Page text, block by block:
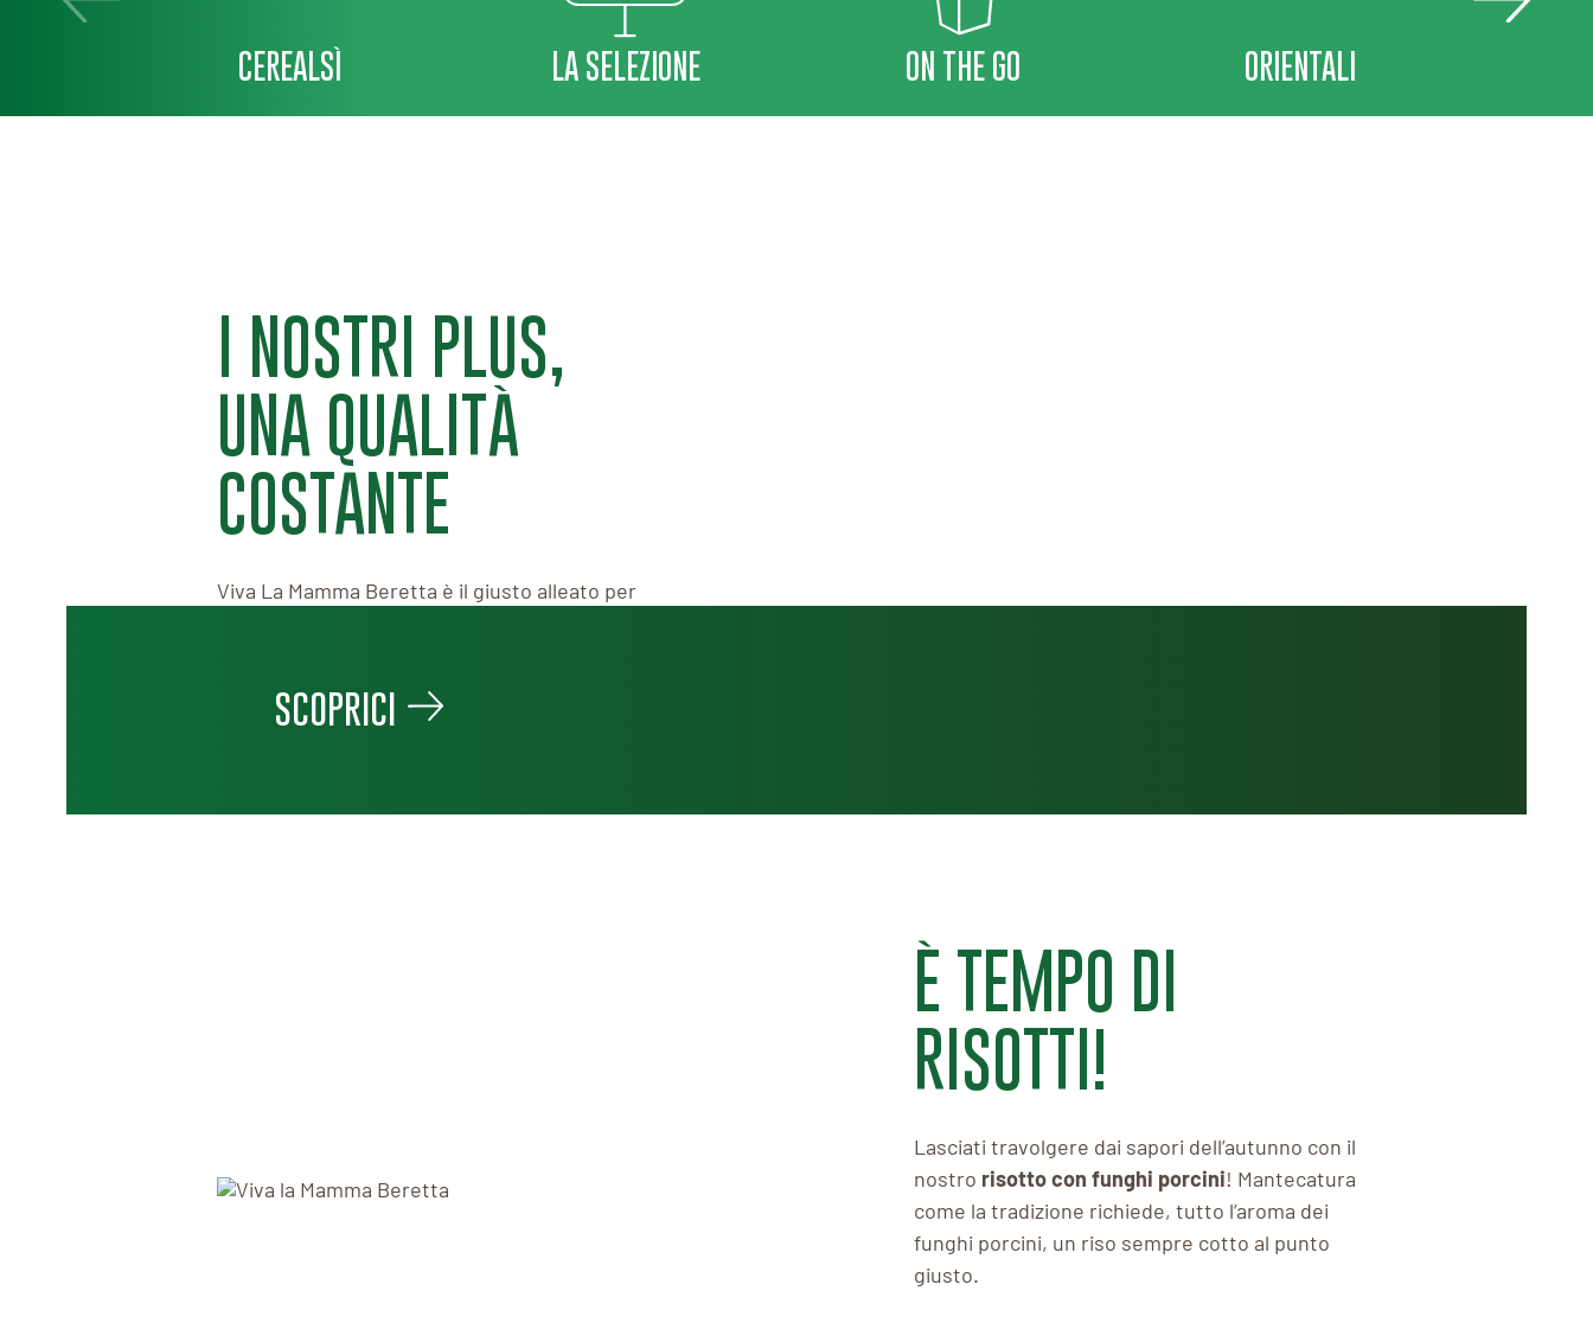
CEREALSÌ LA SELEZIONE ON THE GO ORIENTALI
I NOSTRI PLUS,
UNA QUALITÀ
COSTANTE
Viva La Mamma Beretta è il giusto alleato per
materie prime selezionate:
Freddi e Unici e la nuova linea
SCOPRICI
È TEMPO DI
RISOTTI!
Lasciati travolgere dai sapori dell’autunno con il
nostro risotto con funghi porcini! Mantecatura
come la tradizione richiede, tutto l’aroma dei
funghi porcini, un riso sempre cotto al punto
giusto.